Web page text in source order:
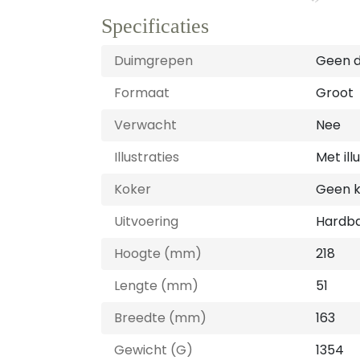
Specificaties
Duimgrepen
Geen
Formaat
Groot
Verwacht
Nee
Illustraties
Met
Koker
Geen
Uitvoering
Hoogte (mm)
218
Lengte (mm)
51
Breedte (mm)
163
Gewicht (G)
1354